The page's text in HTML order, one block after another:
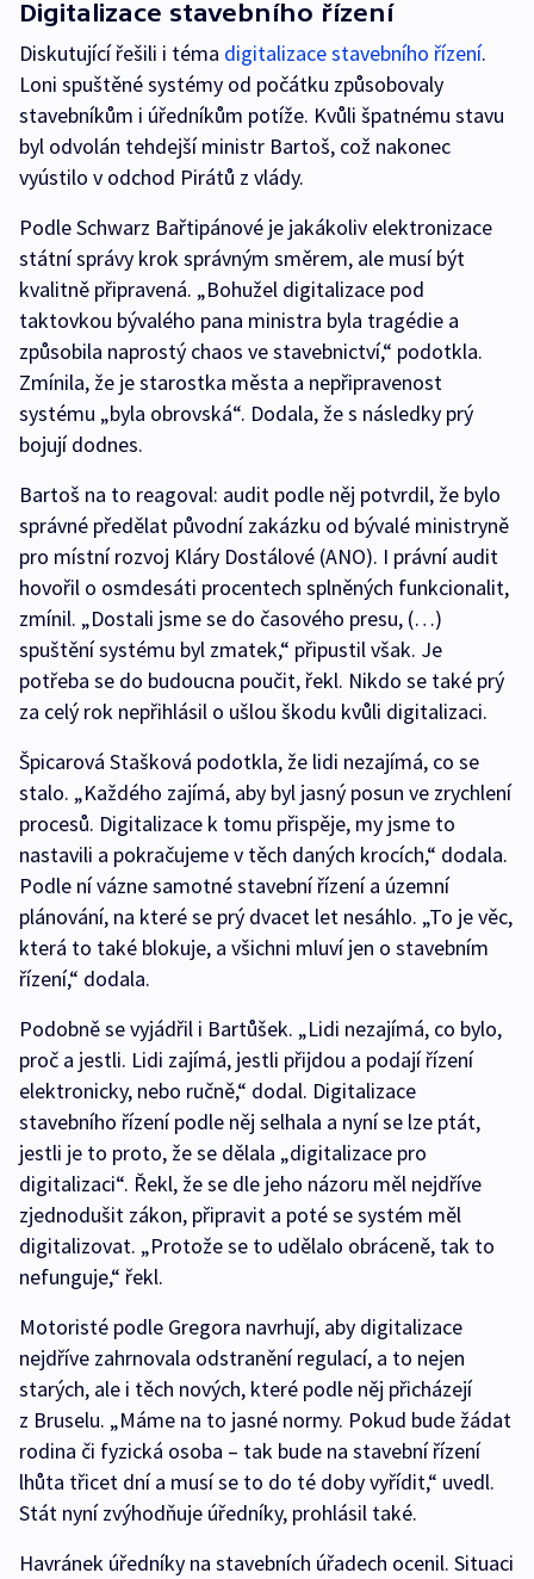
Digitalizace stavebního řízení
Diskutující řešili i téma digitalizace stavebního řízení.
Loni spuštěné systémy od počátku způsobovaly
stavebníkům i úředníkům potíže. Kvůli špatnému stavu
byl odvolán tehdejší ministr Bartoš, což nakonec
vyústilo v odchod Pirátů z vlády.
Podle Schwarz Bařtipánové je jakákoliv elektronizace
státní správy krok správným směrem, ale musí být
kvalitně připravená. „Bohužel digitalizace pod
taktovkou bývalého pana ministra byla tragédie a
způsobila naprostý chaos ve stavebnictví,“ podotkla.
Zmínila, že je starostka města a nepřipravenost
systému „byla obrovská“. Dodala, že s následky prý
bojují dodnes.
Bartoš na to reagoval: audit podle něj potvrdil, že bylo
správné předělat původní zakázku od bývalé ministryně
pro místní rozvoj Kláry Dostálové (ANO). I právní audit
hovořil o osmdesáti procentech splněných funkcionalit,
zmínil. „Dostali jsme se do časového presu, (…)
spuštění systému byl zmatek,“ připustil však. Je
potřeba se do budoucna poučit, řekl. Nikdo se také prý
za celý rok nepřihlásil o ušlou škodu kvůli digitalizaci.
Špicarová Stašková podotkla, že lidi nezajímá, co se
stalo. „Každého zajímá, aby byl jasný posun ve zrychlení
procesů. Digitalizace k tomu přispěje, my jsme to
nastavili a pokračujeme v těch daných krocích,“ dodala.
Podle ní vázne samotné stavební řízení a územní
plánování, na které se prý dvacet let nesáhlo. „To je věc,
která to také blokuje, a všichni mluví jen o stavebním
řízení,“ dodala.
Podobně se vyjádřil i Bartůšek. „Lidi nezajímá, co bylo,
proč a jestli. Lidi zajímá, jestli přijdou a podají řízení
elektronicky, nebo ručně,“ dodal. Digitalizace
stavebního řízení podle něj selhala a nyní se lze ptát,
jestli je to proto, že se dělala „digitalizace pro
digitalizaci“. Řekl, že se dle jeho názoru měl nejdříve
zjednodušit zákon, připravit a poté se systém měl
digitalizovat. „Protože se to udělalo obráceně, tak to
nefunguje,“ řekl.
Motoristé podle Gregora navrhují, aby digitalizace
nejdříve zahrnovala odstranění regulací, a to nejen
starých, ale i těch nových, které podle něj přicházejí
z Bruselu. „Máme na to jasné normy. Pokud bude žádat
rodina či fyzická osoba – tak bude na stavební řízení
lhůta třicet dní a musí se to do té doby vyřídit,“ uvedl.
Stát nyní zvýhodňuje úředníky, prohlásil také.
Havránek úředníky na stavebních úřadech ocenil. Situaci